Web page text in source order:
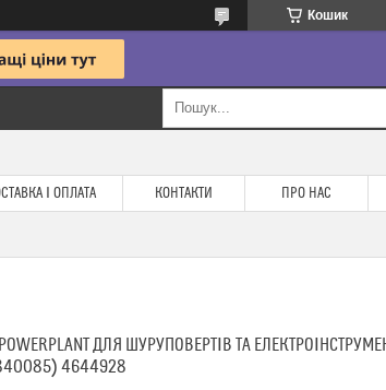
Кошик
І ОПЛАТА КОНТАКТИ ПРО НАС
ДЛЯ ШУРУПОВЕРТІВ ТА
4644928